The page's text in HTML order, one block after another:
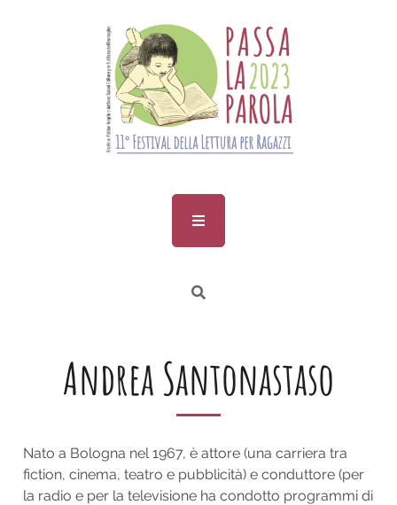
Andrea Santonastaso
Nato a Bologna nel 1967, è attore (una carriera tra
fiction, cinema, teatro e pubblicità) e conduttore (per
la radio e per la televisione ha condotto programmi di